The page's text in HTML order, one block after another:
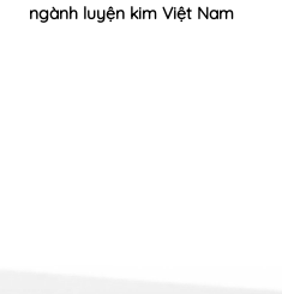
ngành luyện kim Việt Nam